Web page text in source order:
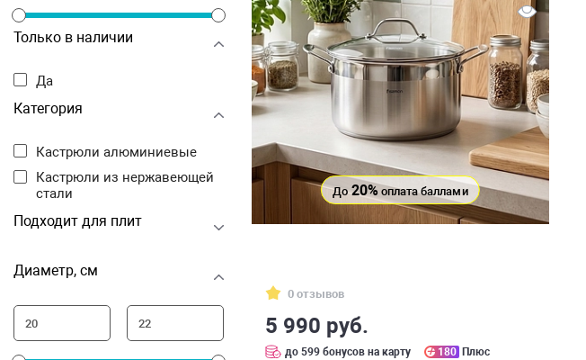
Только в наличии
Да
Категория
Кастрюли алюминиевые
Кастрюли из нержавеющей
стали
Подходит для плит
Диаметр, см
До20% оплата баллами
0 отзывов
5 990 руб.
до 599 бонусов на карту 180 Плюс